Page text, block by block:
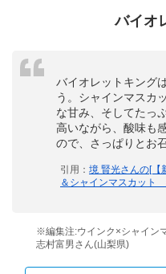
バイオ
バイオレットキング
う。シャインマスカ
な甘み、そしてたっ
高いながら、酸味も
ので、さっぱりとお
引用： 境 賢光さんの[【
＆シャインマスカット
※編集注:ウインク×シャイン
志村富男さん(山梨県)